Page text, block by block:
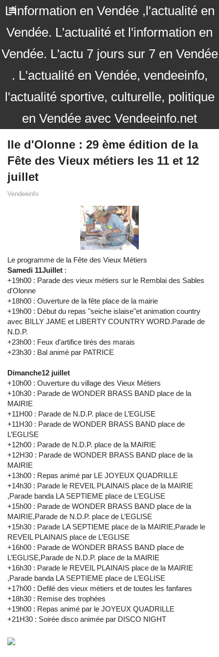
L'information en Vendée ,l'actualité en
Vendée. L'actualité et l'information en
Vendée. L'actu 7 jours sur 7 en Vendée
. L'actualité en Vendée, vendeeinfo,
l'actualité sportive, culturelle, politique
en Vendée avec Vendeeinfo.net
Ile d'Olonne : 29 ème édition de la
Fête des Vieux métiers les 11 et 12
juillet
Vendeeinfo
Le programme de la Fête des Vieux Métiers
Samedi 11Juillet :
+19h00 : Parade des vieux métiers sur le Remblai des Sables
d'Olonne
+18h00 : Ouverture de la fête place de la mairie
+19h00 : Début du repas "seiche islaise"et animation country
avec BILLY JAME et LIBERTY COUNTRY WORD.Parade de
N.D.P.
+23h00 : Feux d’artifice tirés des marais
+23h30 : Bal animé par PATRICE
Dimanche12 juillet
+10h00 : Ouverture du village des Vieux Métiers
+10h30 : Parade de WONDER BRASS BAND place de la
MAIRIE
+11H00 : Parade de N.D.P. place de L’EGLISE
+11H30 : Parade de WONDER BRASS BAND place de
L’EGLISE
+12h00 : Parade de N.D.P. place de la MAIRIE
+12H30 : Parade de WONDER BRASS BAND place de la
MAIRIE
+13h00 : Repas animé par LE JOYEUX QUADRILLE
+14h30 : Parade le REVEIL PLAINAIS place de la MAIRIE
,Parade banda LA SEPTIEME place de L’EGLISE
+15h00 : Parade de WONDER BRASS BAND place de la
MAIRIE,Parade de N.D.P. place de L’EGLISE
+15h30 : Parade LA SEPTIEME place de la MAIRIE,Parade le
REVEIL PLAINAIS place de L’EGLISE
+16h00 : Parade de WONDER BRASS BAND place de
L’EGLISE,Parade de N.D.P. place de la MAIRIE
+16h30 : Parade le REVEIL PLAINAIS place de la MAIRIE
,Parade banda LA SEPTIEME place de L’EGLISE
+17h00 : Defilé des vieux métiers et de toutes les fanfares
+18h30 : Remise des trophées
+19h00 : Repas animé par le JOYEUX QUADRILLE
+21H30 : Soirée disco animée par DISCO NIGHT